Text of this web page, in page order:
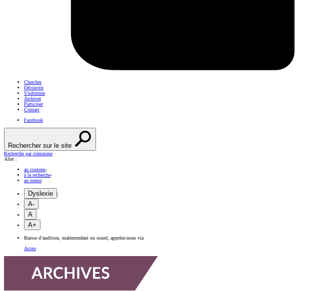
Chercher
Découvrir
S'informer
Archiver
Participer
Contact
Facebook
Rechercher sur le site
Recherche par commune
Aller :
au contenu-
à la recherche-
au menu
Dyslexie
A-
A
A+
Baisse d’audition, malentendant ou sourd, appelez-nous via
Acceo